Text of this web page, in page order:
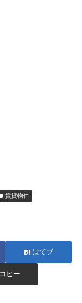
賃貸物件
はてブ
コピー